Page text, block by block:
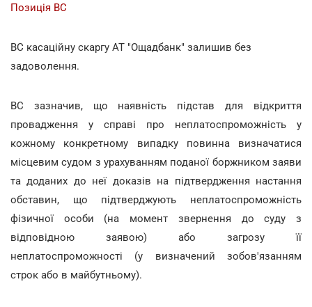
Позиція ВС
ВС касаційну скаргу АТ "Ощадбанк" залишив без
задоволення.
ВС зазначив, що наявність підстав для відкриття
провадження у справі про неплатоспроможність у
кожному конкретному випадку повинна визначатися
місцевим судом з урахуванням поданої боржником заяви
та доданих до неї доказів на підтвердження настання
обставин, що підтверджують неплатоспроможність
фізичної особи (на момент звернення до суду з
відповідною заявою) або загрозу її
неплатоспроможності (у визначений зобов'язанням
строк або в майбутньому).